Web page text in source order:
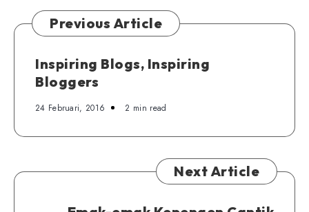
Previous Article
Inspiring Blogs, Inspiring
Bloggers
24 Februari, 2016 2 min read
Next Article